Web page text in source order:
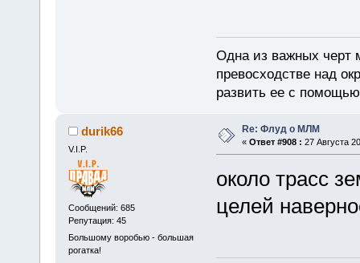
Одна из важных черт
превосходстве над
развить ее с
durik66
V.I.P.
Сообщений: 685
Репутация: 45
Большому воробью - большая
рогатка!
Re: Флуд о МЛМ
« Ответ #908 : 27 Августа
около трасс
целей